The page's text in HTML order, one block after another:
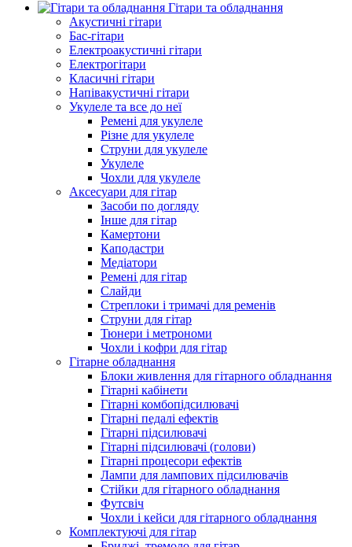
Гітари та обладнання
Акустичні гітари
Бас-гітари
Електроакустичні гітари
Електрогітари
Класичні гітари
Напівакустичні гітари
Укулеле та все до неї
Ремені для укулеле
Різне для укулеле
Струни для укулеле
Укулеле
Чохли для укулеле
Аксесуари для гітар
Засоби по догляду
Інше для гітар
Камертони
Каподастри
Медіатори
Ремені для гітар
Слайди
Стреплоки і тримачі для ременів
Струни для гітар
Тюнери і метрономи
Чохли і кофри для гітар
Гітарне обладнання
Блоки живлення для гітарного обладнання
Гітарні кабінети
Гітарні комбопідсилювачі
Гітарні педалі ефектів
Гітарні підсилювачі
Гітарні підсилювачі (голови)
Гітарні процесори ефектів
Лампи для лампових підсилювачів
Стійки для гітарного обладнання
Футсвіч
Чохли і кейси для гітарного обладнання
Комплектуючі для гітар